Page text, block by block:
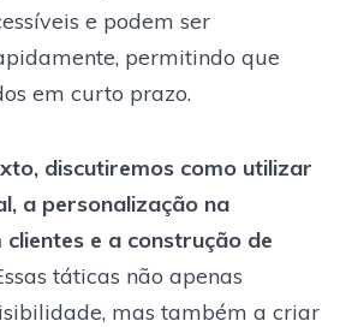
e podem ser
permitindo que
em curto prazo.
discutiremos como utilizar
a personalização na
clientes e a construção de
táticas não apenas
mas também a criar